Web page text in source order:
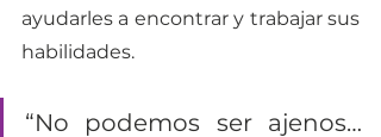
ayudarles a encontrar y trabajar sus
habilidades.
“No podemos ser ajenos…